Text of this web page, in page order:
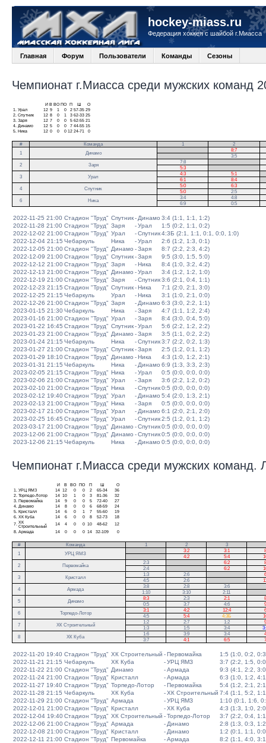
hockey-miass.ru
Федерация хоккея с шайбой г.Миасса
Главная Форум Пользователи Команды Сезоны
Чемпионат г.Миасса среди мужских команд
И В ВО ПО П
О
1.
Урал 12 9 1 0 2 57-35 29
2. Спутник 12 8 0 1 3 62-33 25
3. Заря 12 7 0 0 5 62-55 21
4.
Динамо 12 5 0 0 7 44-55 15
5.
Ника 12 0 0 0 12 24-71 0
# Команда 1
2
1
Динамо
8:7
3:5
2
Заря
7:8
5:3
3
Урал
4:3 5:1
6:1
8:4
4
Спутник
5:0
6:3
5:0
2:5
6
Ника
3:4
4:8
6:9
0:5
2022-11-25 21:00 Стадион "Труд" Спутник- Динамо 3:4 (1:1, 1:1, 1:2)
2022-11-28 21:00 Стадион "Труд" Заря -Урал
1:5 (0:2, 1:1, 0:2)
2022-12-02 21:00Стадион "Труд" Урал -Спутник4:3Б (2:1, 1:1, 0:1, 0:0, 1:0)
2022-12-04 21:15 Чебаркуль Ника -Урал
2:6 (1:2, 1:3, 0:1)
2022-12-05 21:00Стадион "Труд" Динамо -Заря
8:7 (2:2, 2:3, 4:2)
2022-12-09 21:00Стадион "Труд" Спутник-Заря
9:5 (3:0, 1:5, 5:0)
2022-12-12 21:00Стадион "Труд" Заря -Ника
8:4 (1:0, 3:2, 4:2)
2022-12-13 21:00Стадион "Труд" Динамо -Урал
3:4 (1:2, 1:2, 1:0)
2022-12-19 21:00Стадион "Труд" Заря -Спутник3:6 (2:1, 0:4, 1:1)
2022-12-23 21:15 Стадион "Труд" Спутник-Ника
7:1 (2:0, 2:1, 3:0)
2022-12-25 21:15 Чебаркуль Урал -Ника
3:1 (1:0, 2:1, 0:0)
2022-12-26 21:00Стадион "Труд" Заря - Динамо 6:3 (3:0, 2:2, 1:1)
2023-01-15 21:30Чебаркуль Ника -Заря
4:7 (1:1, 1:2, 2:4)
2023-01-16 21:00Стадион "Труд" Урал -Заря
8:4 (3:0, 0:4, 5:0)
2023-01-22 16:45 Стадион "Труд" Спутник-Урал
5:6 (2:2, 1:2, 2:2)
2023-01-23 21:00Стадион "Труд" Динамо -Заря
3:5 (1:1, 0:2, 2:2)
2023-01-24 21:15 Чебаркуль Ника -Спутник3:7 (2:2, 0:2, 1:3)
2023-01-27 21:00Стадион "Труд" Спутник-Заря
2:5 (1:2, 0:1, 1:2)
2023-01-29 18:10Стадион "Труд" Динамо -Ника
4:3 (1:0, 1:2, 2:1)
2023-01-31 21:15 Чебаркуль Ника - Динамо 6:9 (1:3, 3:3, 2:3)
2023-02-05 21:15 Стадион "Труд" Ника -Урал
0:5 (0:0, 0:0, 0:0)
2023-02-06 21:00Стадион "Труд" Урал -Заря
3:6 (2:2, 1:2, 0:2)
2023-02-10 21:00Стадион "Труд" Ника -Спутник0:5 (0:0, 0:0, 0:0)
2023-02-12 19:40Стадион "Труд" Урал - Динамо 5:4 (2:0, 1:3, 2:1)
2023-02-13 21:00Стадион "Труд" Ника -Заря
0:5 (0:0, 0:0, 0:0)
2023-02-17 21:00Стадион "Труд" Урал - Динамо 6:1 (2:0, 2:1, 2:0)
2023-02-25 16:45 Стадион "Труд" Урал -Спутник2:5 (1:2, 0:1, 1:2)
2023-03-17 21:00Стадион "Труд" Динамо -Спутник0:5 (0:0, 0:0, 0:0)
2023-12-06 21:00Стадион "Труд" Динамо -Спутник0:5 (0:0, 0:0, 0:0)
2023-12-06 21:15 Чебаркуль Ника - Динамо 0:5 (0:0, 0:0, 0:0)
Чемпионат г.Миасса среди мужских команд.
И В ВО ПО П
О
1.
УРЦ ЯМЗ 14 12 0 0 2 65-34
36
2. Торпедо-Лотор 14 10 1 0 3 81-36
32
3.
Первомайка 14 9 0 0 5 72-40
27
4.
Динамо 14 8 0 0 6 68-59
24
5.
Кристалл 14 6 0 1 7 55-60
19
6. ХК Куба 14 6 0 0 8 52-73
18
7. ХК
Строительный
14 4 0 0 10 48-62
12
8. Армада 14 0 0 0 14 32-109 0
# Команда 1 2 3
1
УРЦ ЯМЗ
3:2 3:1
4:2 5:4
2
Первомайка
2:3 6:2
2:4
6:2
3
Кристалл
1:3 2:6
4:5
2:6
4
Армада
3:8 2:8 3:6
1:10
3:10 2:11
5
Динамо
8:3 2:3 2:1
0:5
3:7 4:6
6
Торпедо-Лотор
3:1 4:2 12:4
4:5
5:4 4:3Б
7
ХК Строительный
1:2 2:7 1:2
1:3
1:5 3:4
8
ХК Куба
1:6 3:9 3:4
3:7
4:1 6:5
2022-11-20 19:40 Стадион "Труд" ХК Строительный -Первомайка
1:5 (1:0, 0:2,
2022-11-21 21:15 Чебаркуль ХК Куба -УРЦ ЯМЗ
3:7 (2:2, 1:5,
2022-11-22 21:00 Стадион "Труд" Динамо -Армада
9:3 (4:1, 2:2,
2022-11-24 21:00 Стадион "Труд" Кристалл -Армада
6:3 (1:0, 1:2,
2022-11-27 19:40 Стадион "Труд" Торпедо-Лотор -Первомайка
5:4 (1:2, 2:1,
2022-11-28 21:15 Чебаркуль ХК Куба -ХК Строительный 7:4 (1:1, 5:2,
2022-11-29 21:00 Стадион "Труд" Армада -УРЦ ЯМЗ
1:10 (0:1, 1:6,
2022-12-01 21:00Стадион "Труд" Кристалл -ХК Куба
4:3 (1:3, 1:0,
2022-12-04 19:40Стадион "Труд" ХК Строительный -Торпедо-Лотор
3:7 (2:2, 0:4,
2022-12-06 21:00Стадион "Труд" Армада - Динамо
2:8 (1:3, 0:3,
2022-12-08 21:00Стадион "Труд" Кристалл - Динамо
1:2 (0:1, 1:1,
2022-12-11 21:00 Стадион "Труд" Первомайка -Армада
8:2 (1:1, 4:0,